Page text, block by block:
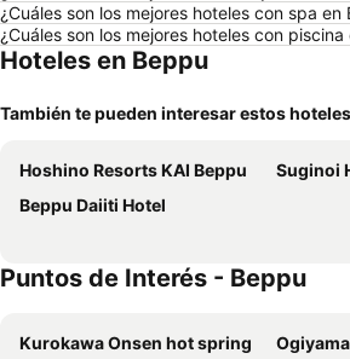
¿Cuáles son los mejores hoteles con spa en
¿Cuáles son los mejores hoteles con piscina
Hoteles en Beppu
También te pueden interesar estos
Hoshino Resorts KAI Beppu
Suginoi
Beppu Daiiti Hotel
Puntos de Interés - Beppu
Kurokawa Onsen hot spring
Ogiyama